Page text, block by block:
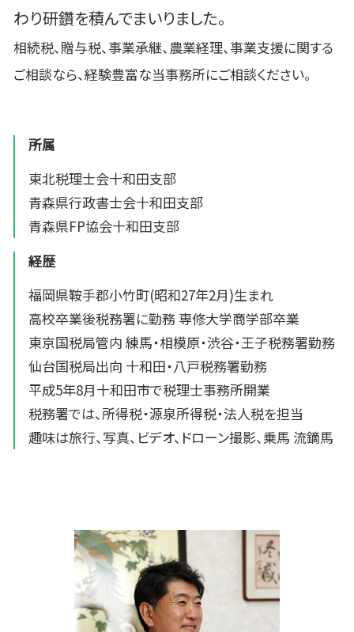
わり研鑽を積んでまいりました。
相続税、贈与税、事業承継、農業経理、事業支援に関する
ご相談なら、経験豊富な当事務所にご相談ください。
所属
東北税理士会十和田支部
青森県行政書士会十和田支部
青森県FP協会十和田支部
経歴
福岡県鞍手郡小竹町(昭和27年2月)生まれ
高校卒業後税務署に勤務 専修大学商学部卒業
東京国税局管内 練馬・相模原・渋谷・王子税務署勤務
仙台国税局出向 十和田・八戸税務署勤務
平成5年8月十和田市で税理士事務所開業
税務署では、所得税・源泉所得税・法人税を担当
趣味は旅行、写真、ビデオ、ドローン撮影、乗馬 流鏑馬